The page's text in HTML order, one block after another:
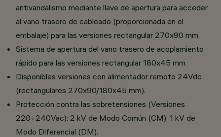
antivandalismo mediante llave de apertura para acceder
al vano trasero de cableado (proporcionada en el
embalaje) para las versiones rectangular 270x90 mm.
Sistema de apertura del vano trasero de acoplamiento
rápido para las versiones rectangular 180x45 mm.
Disponibles versiones con alimentador remoto 24Vdc
(rectangulares 270x90/180x45 mm).
Protección contra las sobretensiones (Versiones
220÷240Vac): 2 kV de Modo Común (CM), 1 kV de
Modo Diferencial (DM).